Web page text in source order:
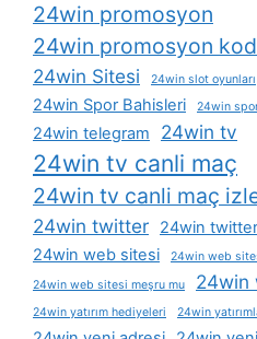
24win promosyon
24win promosyon
24win Sitesi 24win slot oyunları
24win Spor Bahisleri 24win
24win telegram 24win tv
24win tv canli maç
24win tv canli maç
24win twitter
24win twitter
24win web sitesi
24win web
24win web sitesi meşru mu
24win
24win yatırım hediyeleri 24win